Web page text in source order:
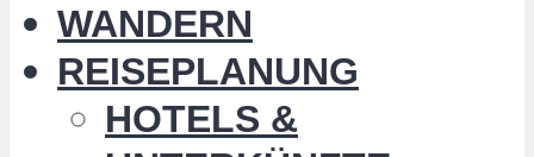
WANDERN
REISEPLANUNG
HOTELS &